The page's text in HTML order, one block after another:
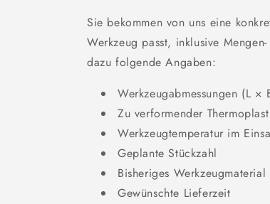
Sie bekommen von uns eine
Werkzeug passt, inklusive
dazu folgende Angaben:
Werkzeugabmessungen (L ×
Zu verformender Thermoplast
Werkzeugtemperatur im
Geplante Stückzahl
Bisheriges Werkzeugmaterial
Gewünschte Lieferzeit